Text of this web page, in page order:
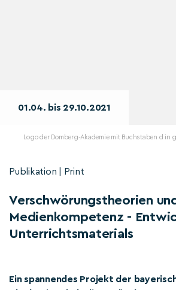
01.04. bis 29.10.2021
Logo der Domberg-Akademie mit Buchstaben d in
Publikation | Print
Verschwörungstheorien und
Medienkompetenz -
Unterrichtsmaterials
Ein spannendes Projekt der